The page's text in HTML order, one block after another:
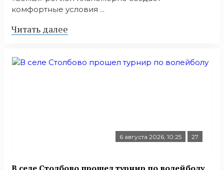
комфортные условия ...
Читать далее
6 августа 2026, 10:25 27
В селе Столбово прошел турнир по волейболу